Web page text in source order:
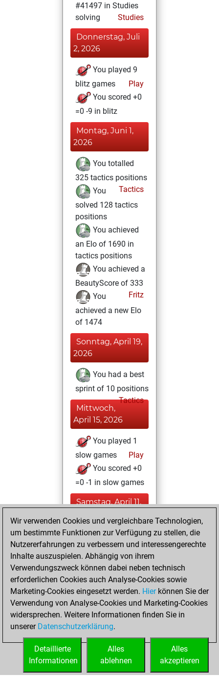
#41497 in Studies
solving
Studies
Donnerstag, Juli
2, 2026
You played 9
blitz games
Play
You scored +0
=0 -9 in blitz
Montag, Juni 1,
2026
You totalled
325 tactics positions
Tactics
You
solved 128 tactics
positions
You achieved
an Elo of 1690 in
tactics positions
You achieved a
BeautyScore of 333
Fritz
You
achieved a new Elo
of 1474
Sonntag, April 19,
2026
You had a best
sprint of 10 positions
Tactics
Mittwoch,
April 15, 2026
You played 1
slow games
Play
You scored +0
=0 -1 in slow games
Samstag, April 11,
You won
against Fritz
Fritz
You created
your Studies account
Studies
Sonntag,
März 29, 2026
You created
your Fritz account
Wir verwenden Cookies und vergleichbare Technologien,
um bestimmte Funktionen zur Verfügung zu stellen, die
Nutzererfahrungen zu verbessern und interessengerechte
Inhalte auszuspielen. Abhängig von ihrem
Verwendungszweck können dabei neben technisch
erforderlichen Cookies auch Analyse-Cookies sowie
Marketing-Cookies eingesetzt werden. Hierkönnen Sie der
Verwendung von Analyse-Cookies und Marketing-Cookies
widersprechen. Weitere Informationen finden Sie in
unserer Datenschutzerklärung.
Alles
akzeptieren
Alles
ablehnen
Detaillierte
Informationen